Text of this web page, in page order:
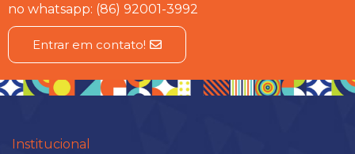
no whatsapp: (86) 92001-3992
Entrar em contato!
Institucional